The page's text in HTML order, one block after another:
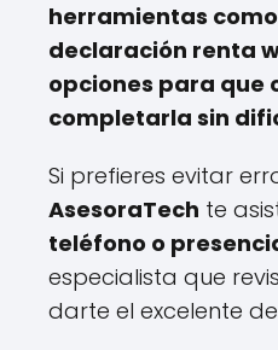
herramientas
declaración renta
opciones para que
completarla sin
Si prefieres evitar
AsesoraTech te
teléfono o
especialista que
darte el excelente